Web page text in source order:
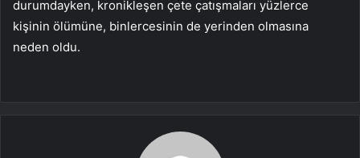
durumdayken, kronikleşen çete çatışmaları yüzlerce
kişinin ölümüne, binlercesinin de yerinden olmasına
neden oldu.